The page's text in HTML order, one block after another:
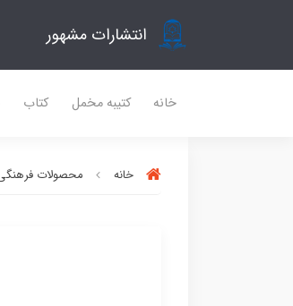
انتشارات مشهور
خانه کتیبه مخمل کتاب
خانه محصولات